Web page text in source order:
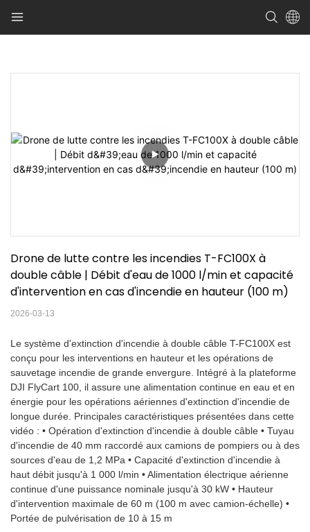
Drone de lutte contre les incendies T-FC100X à
double câble | Débit d'eau de 1000 l/min et capacité
d'intervention en cas d'incendie en hauteur (100 m)
2026-03-13
Le système d'extinction d'incendie à double câble T-FC100X est
conçu pour les interventions en hauteur et les opérations de
sauvetage incendie de grande envergure. Intégré à la plateforme
DJI FlyCart 100, il assure une alimentation continue en eau et en
énergie pour les opérations aériennes d'extinction d'incendie de
longue durée. Principales caractéristiques présentées dans cette
vidéo : • Opération d'extinction d'incendie à double câble • Tuyau
d'incendie de 40 mm raccordé aux camions de pompiers ou à des
sources d'eau de 1,2 MPa • Capacité d'extinction d'incendie à
haut débit jusqu'à 1 000 l/min • Alimentation électrique aérienne
continue d'une puissance nominale jusqu'à 30 kW • Hauteur
d'intervention maximale de 60 m (100 m avec camion-échelle) •
Portée de pulvérisation de 10 à 15 m